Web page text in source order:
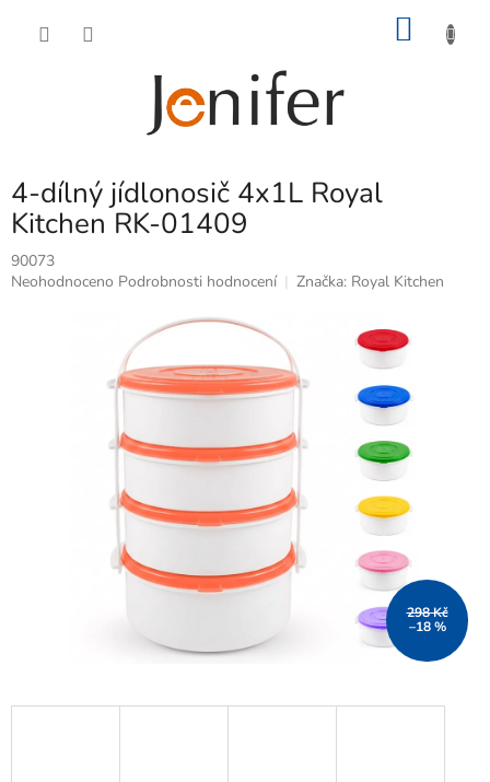
4-dílný jídlonosič 4x1L Royal
Kitchen RK-01409
90073
Průměrné
Neohodnoceno Podrobnosti hodnocení Značka: Royal Kitchen
298 Kč
–18 %